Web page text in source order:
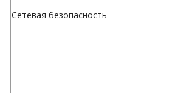
Сетевая безопасность